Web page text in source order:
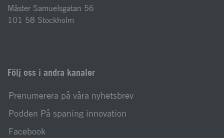
Mäster Samuelsgatan 56
101 58 Stockholm
Följ oss i andra kanaler
Prenumerera på våra nyhetsbrev
Podden På spaning innovation
Facebook